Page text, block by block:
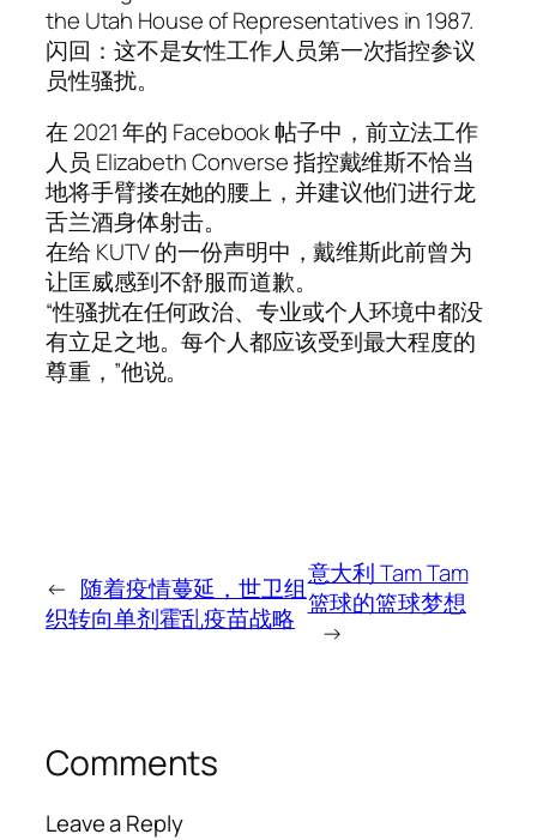
the Utah House of Representatives in 1987.
闪回：这不是女性工作人员第一次指控参议
员性骚扰。
在 2021 年的 Facebook 帖子中，前立法工作
人员 Elizabeth Converse 指控戴维斯不恰当
地将手臂搂在她的腰上，并建议他们进行龙
舌兰酒身体射击。
在给 KUTV 的一份声明中，戴维斯此前曾为
让匡威感到不舒服而道歉。
“性骚扰在任何政治、专业或个人环境中都没
有立足之地。每个人都应该受到最大程度的
尊重，”他说。
← 随着疫情蔓延，世卫组
织转向单剂霍乱疫苗战略
意大利 Tam Tam
篮球的篮球梦想
→
Comments
Leave a Reply